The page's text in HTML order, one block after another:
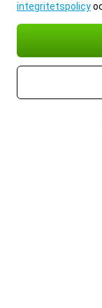
integritetspolicy